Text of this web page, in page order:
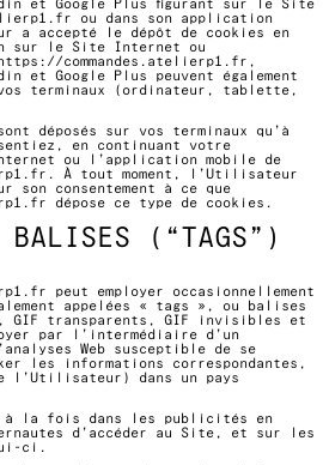
et Google Plus figurant sur le Site
ou dans son application
accepté le dépôt de cookies en
sur le Site Internet ou
https://commandes.atelierp1.fr ,
et Google Plus peuvent également
terminaux (ordinateur, tablette,
déposés sur vos terminaux qu’à
en continuant votre
ou l’application mobile de
. À tout moment, l’Utilisateur
son consentement à ce que
dépose ce type de cookies.
(“TAGS”)
peut employer occasionnellement
appelées « tags », ou balises
GIF transparents, GIF invisibles et
par l’intermédiaire d’un
Web susceptible de se
les informations correspondantes,
l’Utilisateur) dans un pays
à la fois dans les publicités en
d’accéder au Site, et sur les
ci.